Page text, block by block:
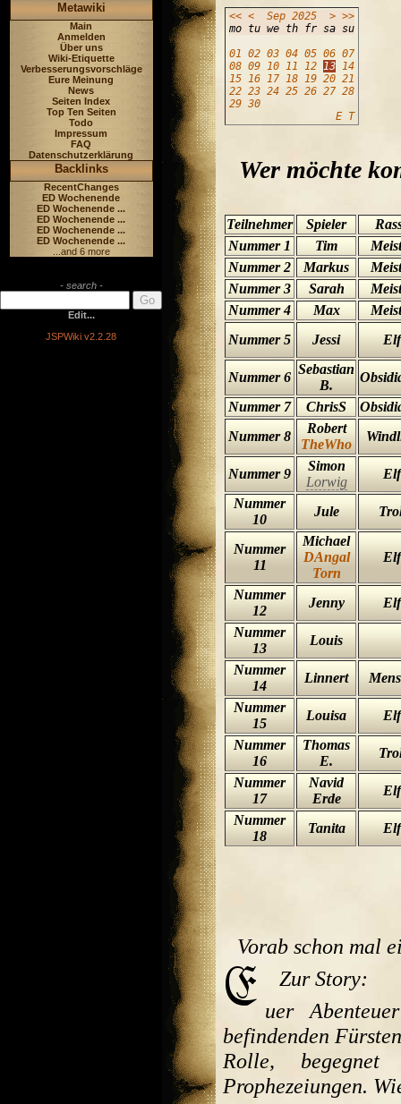
Metawiki
Main
Anmelden
Über uns
Wiki-Etiquette
Verbesserungsvorschläge
Eure Meinung
News
Seiten Index
Top Ten Seiten
Todo
Impressum
FAQ
Datenschutzerklärung
Backlinks
RecentChanges
ED Wochenende
ED Wochenende ...
ED Wochenende ...
ED Wochenende ...
ED Wochenende ...
...and 6 more
- search -
Edit...
JSPWiki v2.2.28
<< < Sep 2025 > >>
mo tu we th fr sa su
01 02 03 04 05 06 07
08 09 10 11 12 13 14
15 16 17 18 19 20 21
22 23 24 25 26 27 28
29 30
E T
Wer möchte
Teilnehmer Spieler
Nummer 1
Tim
Nummer 2
Markus
Nummer 3
Sarah
Nummer 4
Max
Nummer 5
Jessi Elf
Nummer 6
Sebastian
B.
Nummer 7
ChrisS
Nummer 8
Robert
TheWho
Nummer 9
Simon
Lorwig
Elf
Nummer
10
Jule
Nummer
11
Michael
DAngal
Torn
Elf
Nummer
12
Jenny
Elf
Nummer
13
Louis
Nummer
14
Linnert
Nummer
15
Louisa
Elf
Nummer
16
Thomas
E.
Nummer
17
Navid
Erde
Elf
Nummer
18
Tanita Elf
Vorab schon mal
Zur Story:
uer
befindenden
Rolle, begegnet
Prophezeiungen.